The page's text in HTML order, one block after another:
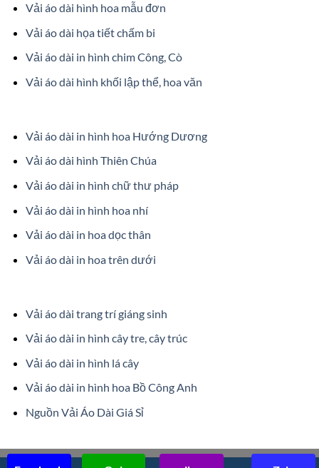
Vải áo dài hình hoa mẫu đơn
Vải áo dài họa tiết chấm bi
Vải áo dài in hình chim Công, Cò
Vải áo dài hình khối lập thể, hoa văn
Vải áo dài in hình hoa Hướng Dương
Vải áo dài hình Thiên Chúa
Vải áo dài in hình chữ thư pháp
Vải áo dài in hình hoa nhí
Vải áo dài in hoa dọc thân
Vải áo dài in hoa trên dưới
Vải áo dài trang trí giáng sinh
Vải áo dài in hình cây tre, cây trúc
Vải áo dài in hình lá cây
Vải áo dài in hình hoa Bồ Công Anh
Nguồn Vải Áo Dài Giá Sỉ